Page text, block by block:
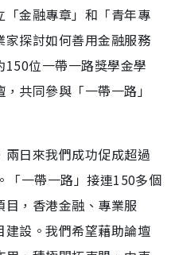
金融專章」和「青年專
探討如何善用金融服務
位一帶一路獎學金學
共同參與「一帶一路」
日來我們成功促成超過
「一帶一路」接連150多個
，香港金融、專業服
設。我們希望藉助論壇